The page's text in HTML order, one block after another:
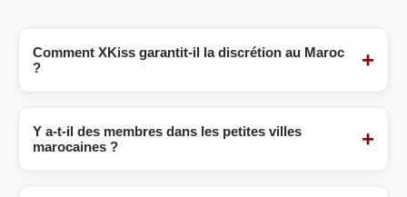
Comment XKiss garantit-il la discrétion au Maroc
?
+
Notre priorité absolue.Nous utilisons : 1) Des
serveurs sécurisés hors Maroc, 2) Pas de
partage de données personnelles, 3) Photos
Y a-t-il des membres dans les petites villes
marocaines ?
+
Oui, de plus en plus.Notre communauté